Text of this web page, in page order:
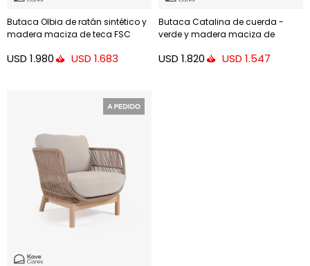
Butaca Olbia de ratán sintético y
madera maciza de teca FSC
USD 1.980 USD 1.683
Butaca Catalina de cuerda -
verde y madera maciza de
USD 1.820 USD 1.547